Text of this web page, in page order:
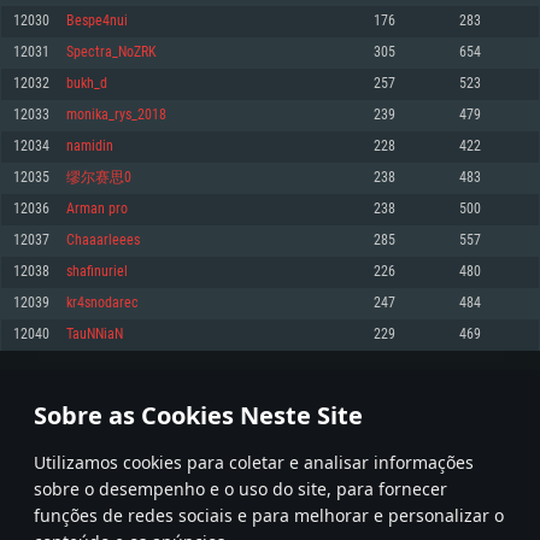
Sobre as Cookies Neste Site
Utilizamos cookies para coletar e analisar informações
sobre o desempenho e o uso do site, para fornecer
funções de redes sociais e para melhorar e personalizar o
Memória: 4GB
Placa Gráfica: Placa com DirectX 11: AMD Radeon 77XX / NVIDIA GeForce
GTX 660. Resolução mínima suportada: 720p
Network: Internet de banda larga.
Disco: 23,1 GB
Recomendado
superior, Radeon RX 570 ou superior
Disco: 75,9 GB
Memória: 6 GB
Placa Gráfica: Intel Iris Pro 5200 (Mac), equivalentes AMD/Nvidia para Mac.
Resolução mínima suportada: 720p com suporte Metal.
Network: Internet de banda larga.
Disco: 21,5 GB
Recomendado
Network: Internet de banda larga.
Memória: 4 GB
Placa Gráfica: NVIDIA 660 com os drivers mais recentes (não mais de 6
meses) / equivalentes AMD com os drivers mais recentes com suporte
Vulkan (não mais de 6 meses); Resolução mínima suportada: 720p.
Network: Internet de banda larga.
Disco: 21,5 GB
Recomendado
Sistema Operativo: Ubuntu 20.04 64bit
Processador: Intel Core i7
Memória: 16 GB
Placa Gráfica: NVIDIA 1060 com os drivers mais recentes (não mais de 6
meses) / equivalentes AMD (Radeon RX 570) com os drivers mais recentes
Network: Internet de banda larga.
12030 Bespe4nui 176 283
12031 Spectra_NoZRK 305 654
12032 bukh_d 257 523
12033 monika_rys_2018 239 479
12034 namidin 228 422
12035 缪尔赛思0 238 483
12036 Arman pro 238 500
12037 Chaaarleees 285 557
12038 shafinuriel 226 480
12039 kr4snodarec 247 484
12040 TauNNiaN 229 469